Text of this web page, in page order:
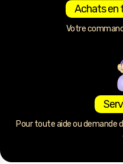
Achats en
Votre
Pour toute aide ou demande